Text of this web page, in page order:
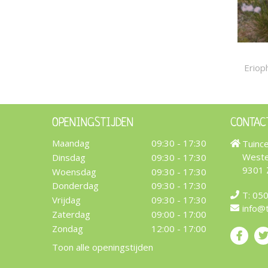
OPENINGSTIJDEN
Maandag
09:30 - 17:30
Dinsdag
09:30 - 17:30
Woensdag
09:30 - 17:30
Donderdag
09:30 - 17:30
Vrijdag
09:30 - 17:30
Zaterdag
09:00 - 17:00
Zondag
12:00 - 17:00
Toon alle openingstijden
9301
T: